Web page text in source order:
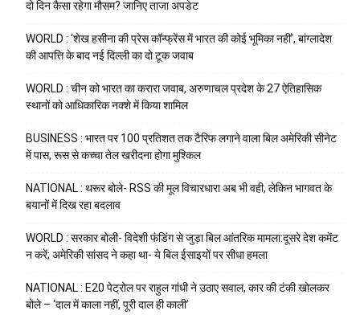
दो दिन कैसा रहेगा मौसम? जानिए ताजा अपडेट
WORLD : ‘शेख हसीना की प्रेस कॉन्फ्रेंस में भारत की कोई भूमिका नहीं’, बांग्लादेश
की आपत्ति के बाद नई दिल्ली का दो टूक जवाब
WORLD : चीन को भारत का करारा जवाब, अरुणाचल प्रदेश के 27 ऐतिहासिक
स्थानों को आधिकारिक नक्शे में किया शामिल
BUSINESS : भारत पर 100 प्रतिशत तक टैरिफ लगाने वाला बिल अमेरिकी सीनेट
में पास, रूस से कच्चा तेल खरीदना होगा मुश्किल
NATIONAL : थरूर बोले- RSS की मूल विचारधारा अब भी वही, लेकिन भागवत के
बयानों में दिख रहा बदलाव
WORLD : सरकार बोली- विदेशी फंडिंग से जुड़ा बिल आंतरिक मामला:दूसरे देश कमेंट
न करें; अमेरिकी सांसद ने कहा था- ये बिल ईसाइयों पर सीधा हमला
NATIONAL : E20 पेट्रोल पर राहुल गांधी ने उठाए सवाल, कार की टंकी खोलकर
बोले – ‘दाल में काला नहीं, पूरी दाल ही काली’